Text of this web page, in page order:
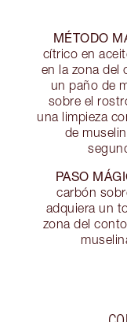
MÉTODO
cítrico en
en la zona del
un paño de
sobre el
una limpieza
de
PASO
carbón
adquiera un
zona del